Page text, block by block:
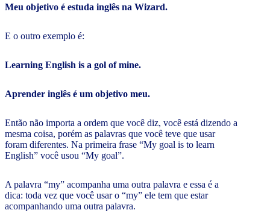
Meu objetivo é estuda inglês na Wizard.
E o outro exemplo é:
Learning English is a gol of mine.
Aprender inglês é um objetivo meu.
Então não importa a ordem que você diz, você está dizendo a
mesma coisa, porém as palavras que você teve que usar
foram diferentes. Na primeira frase “My goal is to learn
English” você usou “My goal”.
A palavra “my” acompanha uma outra palavra e essa é a
dica: toda vez que você usar o “my” ele tem que estar
acompanhando uma outra palavra.